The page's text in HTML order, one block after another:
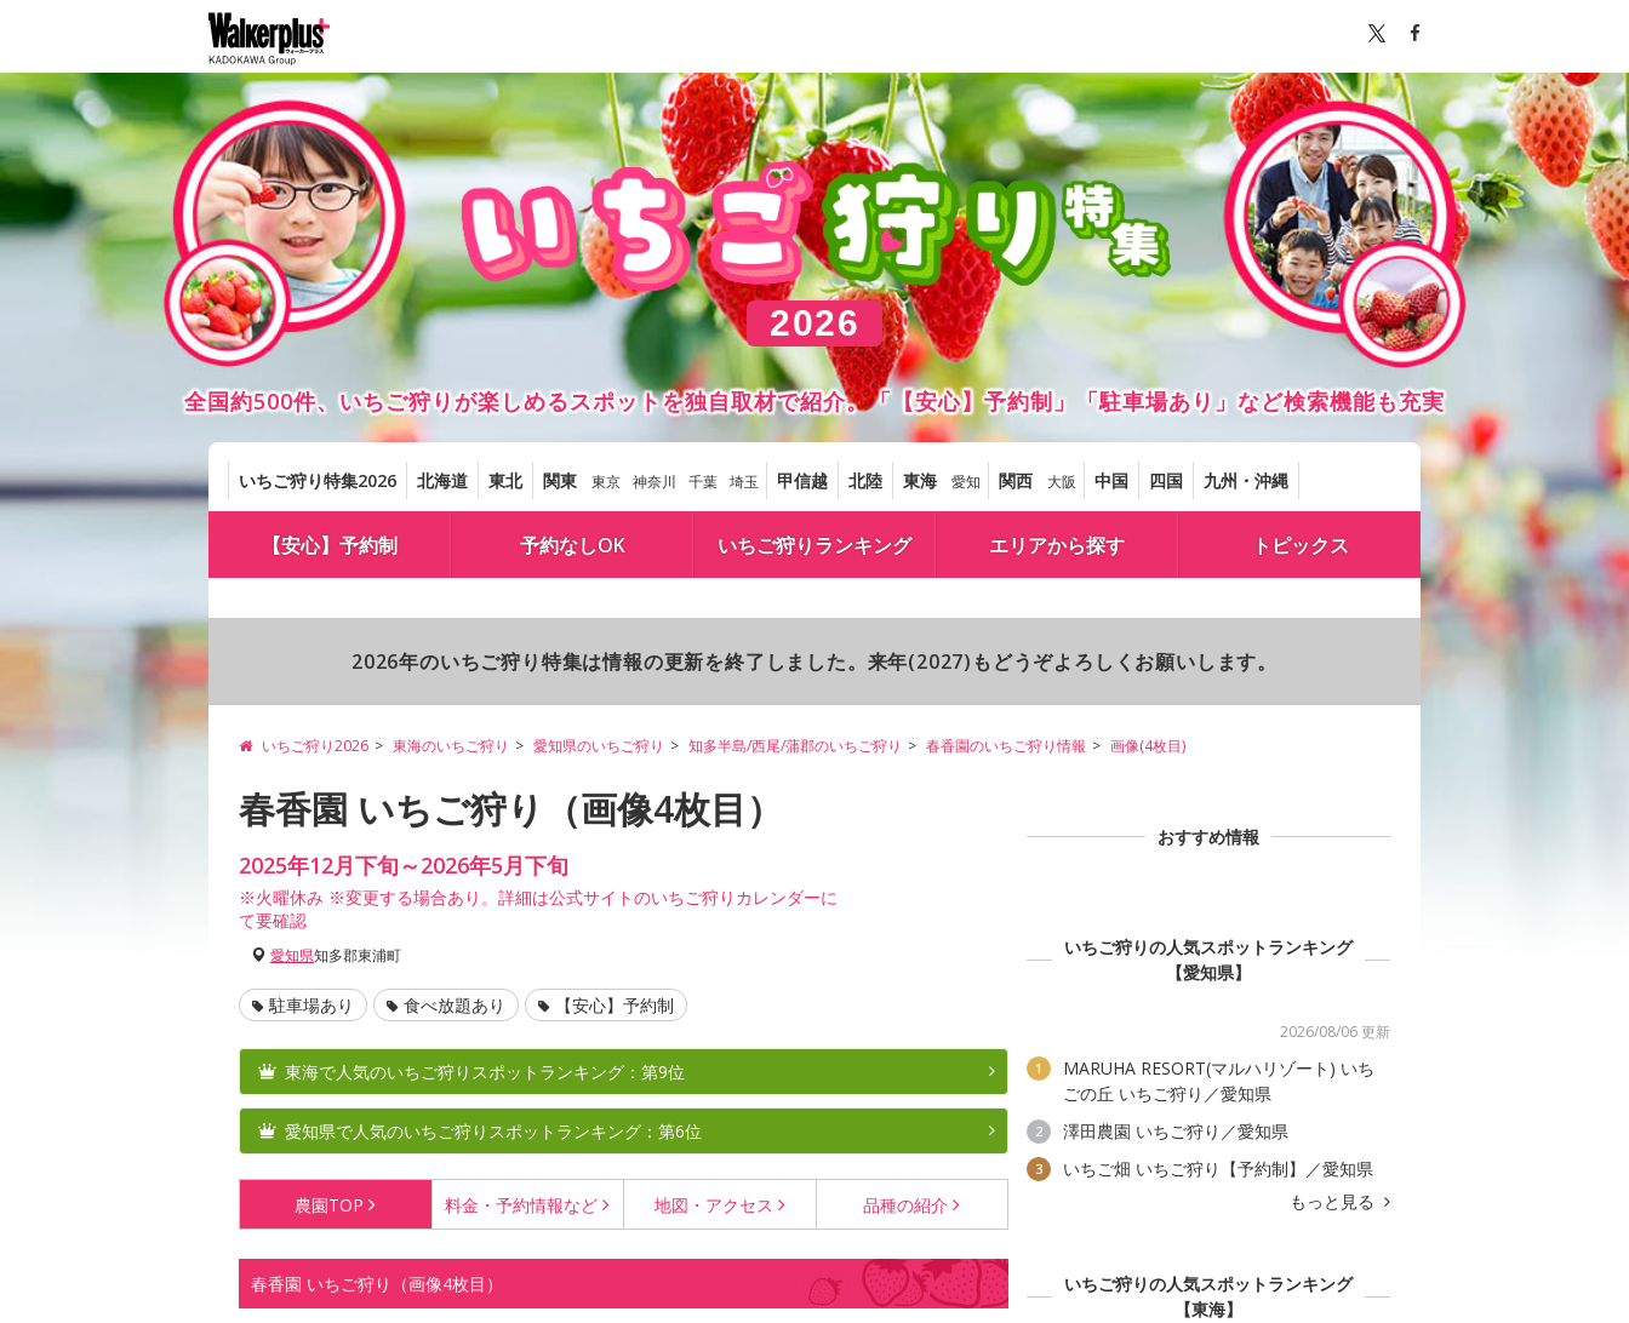
2026
全国約500件、いちご狩りが楽しめるスポットを独自取材で紹介。「【安心】予約制」「駐車場あり」など検索機能も充実
いちご狩り特集2026 北海道 東北 関東 東京 神奈川 千葉 埼玉 甲信越 北陸 東海 愛知 関西 大阪 中国 四国 九州・沖縄
【安心】予約制 予約なしOK いちご狩りランキング エリアから探す トピックス
2026年のいちご狩り特集は情報の更新を終了しました。来年(2027)もどうぞよろしくお願いします。
いちご狩り2026 東海のいちご狩り 愛知県のいちご狩り 知多半島/西尾/蒲郡のいちご狩り 春香園のいちご狩り情報 画像(4枚目)
春香園 いちご狩り（画像4枚目）
2025年12月下旬～2026年5月下旬
※火曜休み ※変更する場合あり。詳細は公式サイトのいちご狩りカレンダーに
て要確認
愛知県知多郡東浦町
駐車場あり 食べ放題あり 【安心】予約制
東海で人気のいちご狩りスポットランキング：第9位
愛知県で人気のいちご狩りスポットランキング：第6位
農園TOP 料金・予約情報など 地図・ アクセス 品種の紹介
春香園 いちご狩り（画像4枚目）
おすすめ情報
いちご狩りの人気スポットランキング
【愛知県】
2026/08/06 更新
1
MARUHA RESORT(マルハリゾート) いち
ごの丘 いちご狩り／愛知県
2 澤田農園 いちご狩り／愛知県
3
いちご畑 いちご狩り【予約制】／愛知県
もっと見る
いちご狩りの人気スポットランキング
【東海】